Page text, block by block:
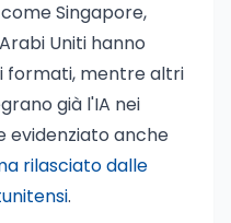
Singapore,
Uniti hanno
formati, mentre altri
già l'IA nei
evidenziato anche
rilasciato dalle
.